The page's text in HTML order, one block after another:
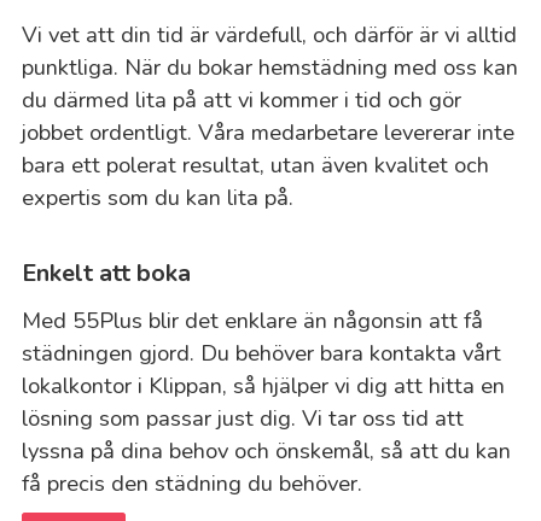
Vi vet att din tid är värdefull, och därför är vi alltid
punktliga. När du bokar hemstädning med oss kan
du därmed lita på att vi kommer i tid och gör
jobbet ordentligt. Våra medarbetare levererar inte
bara ett polerat resultat, utan även kvalitet och
expertis som du kan lita på.
Enkelt att boka
Med 55Plus blir det enklare än någonsin att få
städningen gjord. Du behöver bara kontakta vårt
lokalkontor i Klippan, så hjälper vi dig att hitta en
lösning som passar just dig. Vi tar oss tid att
lyssna på dina behov och önskemål, så att du kan
få precis den städning du behöver.